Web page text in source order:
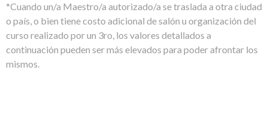
*Cuando un/a Maestro/a autorizado/a se traslada a otra ciudad
o país, o bien tiene costo adicional de salón u organización del
curso realizado por un 3ro, los valores detallados a
continuación pueden ser más elevados para poder afrontar los
mismos.